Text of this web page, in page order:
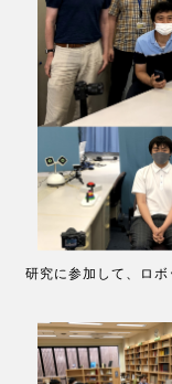
研究に参加して、ロ